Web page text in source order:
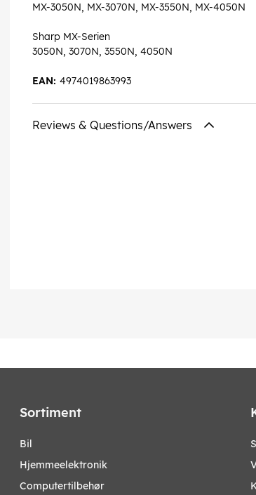
MX-3050N, MX-3070N, MX-3550N, MX-4050N
Sharp MX-Serien
3050N, 3070N, 3550N, 4050N
4974019863993
EAN:
Reviews & Questions/Answers
Sortiment
bil
hjemmeelektronik
computertilbehør